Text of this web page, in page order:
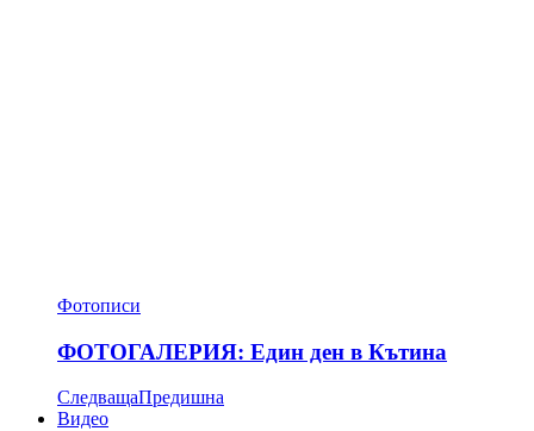
Фотописи
ФОТОГАЛЕРИЯ: Един ден в Кътина
СледващаПредишна
Видео